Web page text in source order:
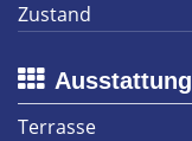
Zustand
Ausstattung
Terrasse